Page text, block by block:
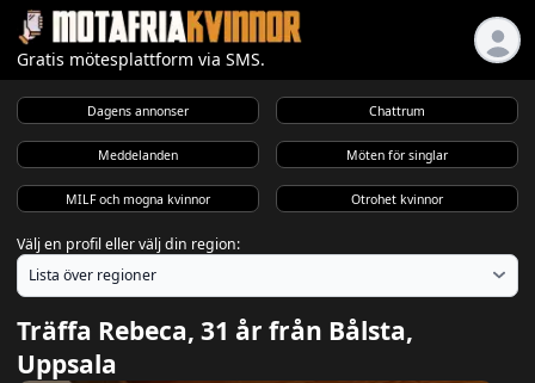
Gratis mötesplattform via SMS.
Dagens annonser Chattrum
Meddelanden Möten för singlar
MILF och mogna kvinnor Otrohet kvinnor
Välj en profil eller välj din region:
Träffa Rebeca, 31 år från Bålsta,
Uppsala